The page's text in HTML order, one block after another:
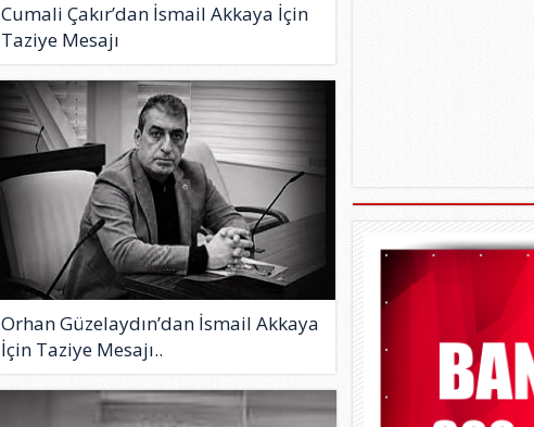
Cumali Çakır’dan İsmail Akkaya İçin
Taziye Mesajı
Orhan Güzelaydın’dan İsmail Akkaya
İçin Taziye Mesajı..